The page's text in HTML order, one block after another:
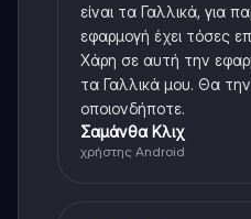
είναι τα Γαλλικά, για
εφαρμογή έχει τόσες
Χάρη σε αυτή την
τα Γαλλικά μου. Θα
οποιονδήποτε.
Σαμάνθα Κλιχ
χρήστης Android